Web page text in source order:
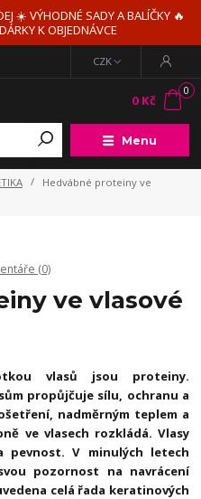
☀️ VÝHODNÉ SADY A BALÍČKY 🔥
K OBJEDNÁVCE
Menu
CZK
0
0 Kč
Hedvábné proteiny ve
(0)
ve vlasové
vlasů jsou proteiny.
propůjčuje sílu, ochranu a
nadměrným teplem a
ve vlasech rozkládá. Vlasy
V minulých letech
pozornost na navrácení
celá řada keratinových